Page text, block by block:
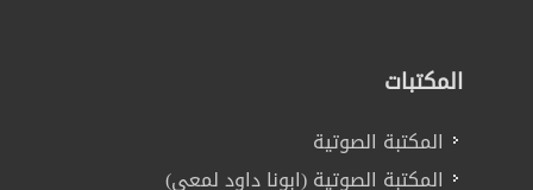
المكتبات
المكتبة الصوتية
المكتبة الصوتية (ابونا داود لمعي)